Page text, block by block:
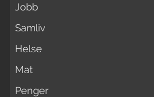
Jobb
Samliv
Helse
Mat
Penger